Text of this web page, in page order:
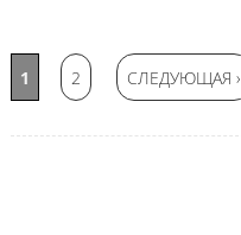
Страницы
1 2 СЛЕДУЮЩАЯ ›